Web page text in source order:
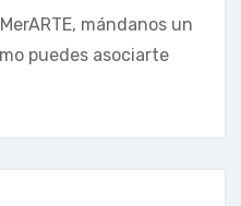
mándanos un
puedes asociarte